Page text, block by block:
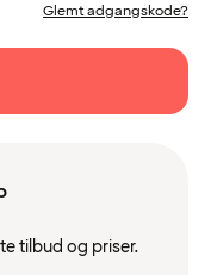
Glemt adgangskode?
tilbud og priser.